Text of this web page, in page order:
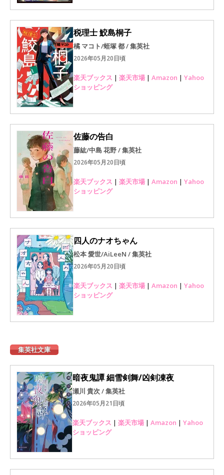
税理士 鮫島桐子
橘 マコト/蛭塚 都 / 集英社
2026年05月20日頃
楽天ブックス | 楽天市場 | Amazon | Yahoo
ショッピング
佐藤の告白
藤紘/中島 花野 / 集英社
2026年05月20日頃
楽天ブックス | 楽天市場 | Amazon | Yahoo
ショッピング
四人のナオちゃん
松本 愛世/AiLeeN / 集英社
2026年05月20日頃
楽天ブックス | 楽天市場 | Amazon | Yahoo
ショッピング
集英社文庫
暗夜鬼譚 細雪剣舞/凶剣凍夜
瀬川 貴次 / 集英社
2026年05月21日頃
楽天ブックス | 楽天市場 | Amazon | Yahoo
ショッピング